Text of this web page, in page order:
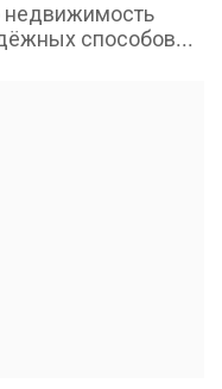
недвижимость
способов...